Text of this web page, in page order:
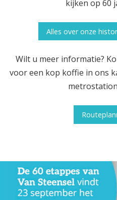
kijken op 60
Alles over onze
Wilt u meer informatie?
voor een kop koffie in ons